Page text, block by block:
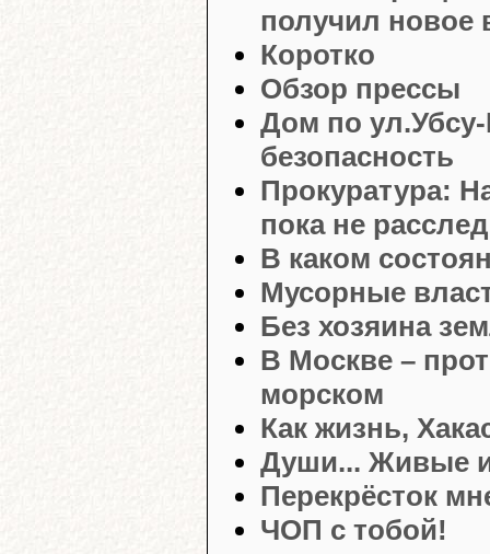
получил новое
Коротко
Обзор прессы
Дом по
безопасность
Прокуратура:
пока не
В каком
Мусорные
Без хозяина
В Москве –
морском
Как жизнь,
Души... Живые
Перекрёсток
ЧОП с тобой!